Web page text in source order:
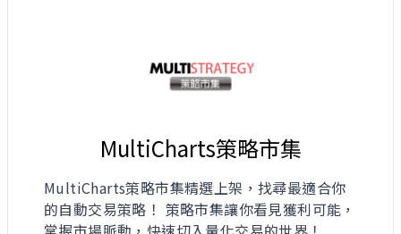
MultiCharts策略市集
MultiCharts策略市集精選上架，找尋最適合你
的自動交易策略！ 策略市集讓你看見獲利可能，